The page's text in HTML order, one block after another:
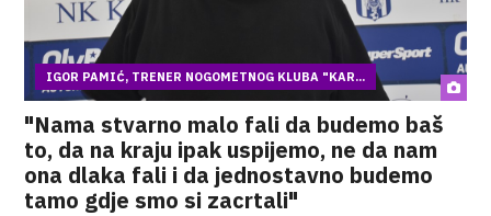
IGOR PAMIĆ, TRENER NOGOMETNOG KLUBA "KAR...
"Nama stvarno malo fali da budemo baš
to, da na kraju ipak uspijemo, ne da nam
ona dlaka fali i da jednostavno budemo
tamo gdje smo si zacrtali"